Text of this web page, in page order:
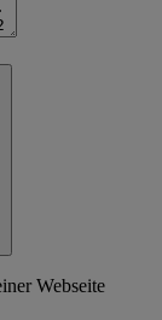
Webseite